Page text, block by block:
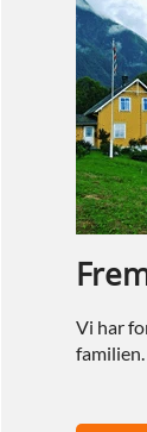
Vi har
familien.